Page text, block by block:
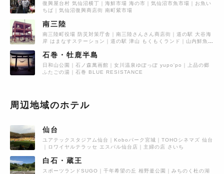
復興屋台村 気仙沼横丁 海鮮市場 海の市 気仙沼市魚市場
お魚い
ちば
気仙沼復興商店街 南町紫市場
南三陸
南三陸町役場 防災対策庁舎 南三陸さんさん商店街
道の駅 大谷海
岸 はまなすステーション
道の駅 津山 もくもくランド
山内鮮魚店
石巻・牡鹿半島
日和山公園 石ノ森萬画館 女川温泉ゆぽっぽ yupo'po
上品の郷
ふたごの湯
石巻 BLUE RESISTANCE
周辺地域のホテル
仙台
ユアテックスタジアム仙台 Koboパーク宮城
TOHOシネマズ 仙台
ロワイヤルテラッセ エスパル仙台店
主婦の店 さいち
白石・蔵王
スポーツランドSUGO 千年希望の丘 相野釜公園
みちのく杜の湖